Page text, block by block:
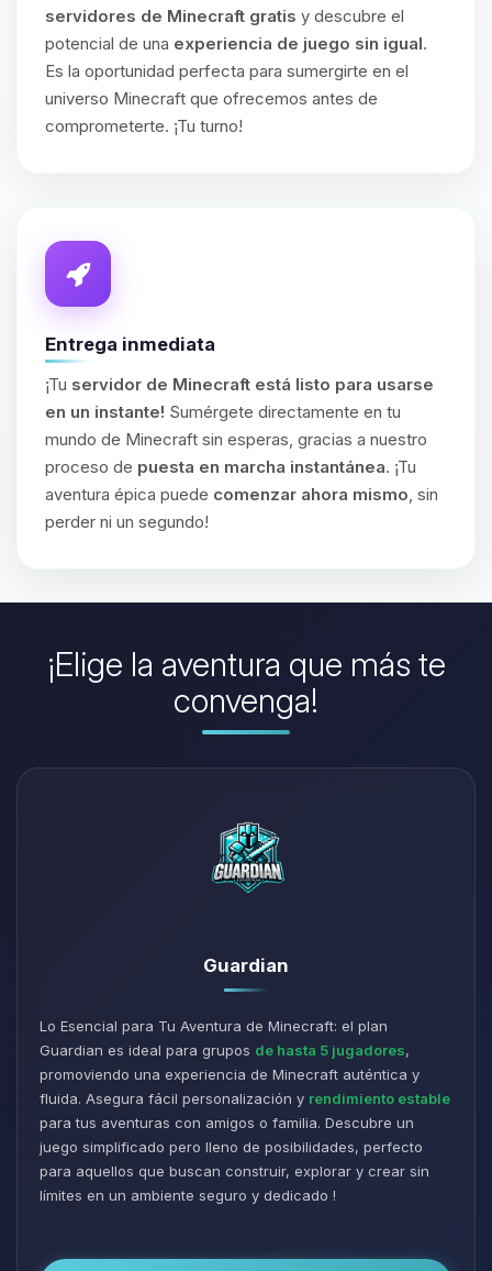
servidores de Minecraft gratis y descubre el
potencial de una experiencia de juego sin igual.
Es la oportunidad perfecta para sumergirte en el
universo Minecraft que ofrecemos antes de
comprometerte. ¡Tu turno!
Entrega inmediata
¡Tu servidor de Minecraft está listo para usarse
en un instante! Sumérgete directamente en tu
mundo de Minecraft sin esperas, gracias a nuestro
proceso de puesta en marcha instantánea. ¡Tu
aventura épica puede comenzar ahora mismo , sin
perder ni un segundo!
¡Elige la aventura que más te
convenga!
Guardian
Lo Esencial para Tu Aventura de Minecraft: el plan
Guardian es ideal para grupos de hasta 5 jugadores,
promoviendo una experiencia de Minecraft auténtica y
fluida. Asegura fácil personalización y rendimiento estable
para tus aventuras con amigos o familia. Descubre un
juego simplificado pero lleno de posibilidades, perfecto
para aquellos que buscan construir, explorar y crear sin
límites en un ambiente seguro y dedicado !